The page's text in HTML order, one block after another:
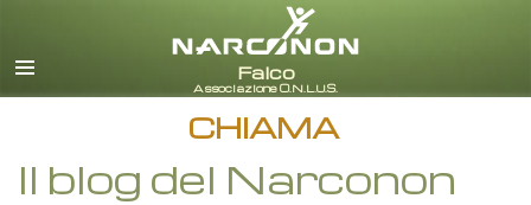
italiano
CHIAMA
Il blog del Narconon